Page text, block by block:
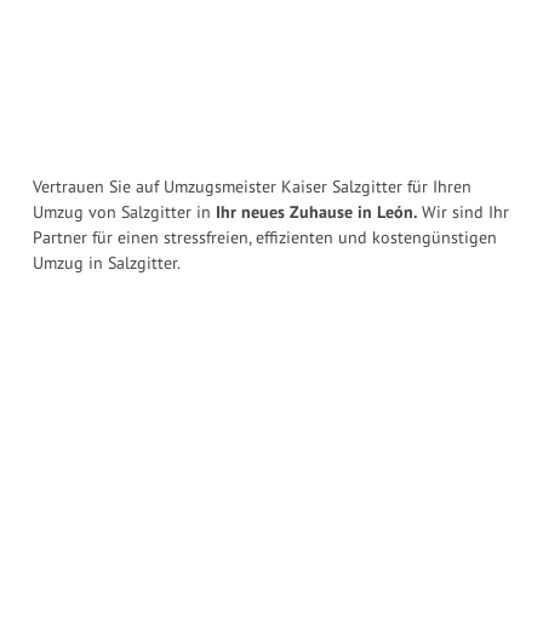
Vertrauen Sie auf Umzugsmeister Kaiser Salzgitter für Ihren
Umzug von Salzgitter in Ihr neues Zuhause in León. Wir sind Ihr
Partner für einen stressfreien, effizienten und kostengünstigen
Umzug in Salzgitter.